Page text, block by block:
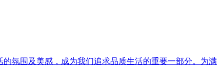
氛围及美感，成为我们追求品质生活的重要一部分。为满